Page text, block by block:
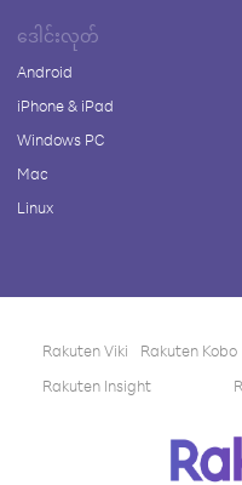
ဒေါင်းလုတ်
Android
iPhone & iPad
Windows PC
Mac
Linux
Rakuten Viki Rakuten Kobo
Rakuten Insight